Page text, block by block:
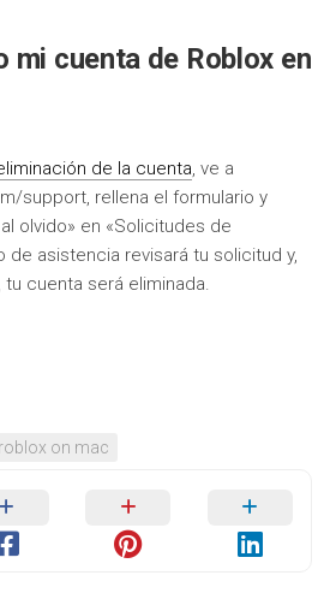
mi cuenta de Roblox en
de la cuenta, ve a
support, rellena el formulario y
olvido» en «Solicitudes de
de asistencia revisará tu solicitud y,
cuenta será eliminada.
on mac